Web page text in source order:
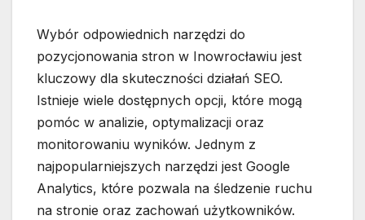
Wybór odpowiednich narzędzi do
pozycjonowania stron w Inowrocławiu jest
kluczowy dla skuteczności działań SEO.
Istnieje wiele dostępnych opcji, które mogą
pomóc w analizie, optymalizacji oraz
monitorowaniu wyników. Jednym z
najpopularniejszych narzędzi jest Google
Analytics, które pozwala na śledzenie ruchu
na stronie oraz zachowań użytkowników.